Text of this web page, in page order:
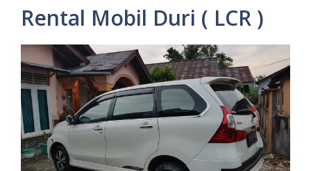
Rental Mobil Duri ( LCR )